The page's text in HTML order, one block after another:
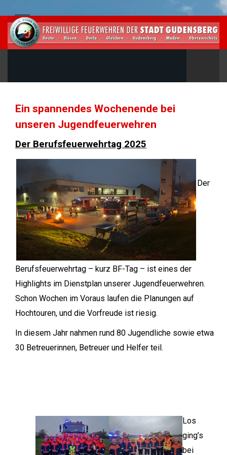
Ein spannendes Wochenende bei
unseren Jugendfeuerwehren
Der Berufsfeuerwehrtag 2025
Der
Berufsfeuerwehrtag – kurz BF-Tag – ist eines der
Highlights im Dienstplan unserer Jugendfeuerwehren.
Schon Wochen im Voraus laufen die Planungen auf
Hochtouren, und die Vorfreude ist riesig.
In diesem Jahr nahmen rund 80 Jugendliche sowie etwa
30 Betreuerinnen, Betreuer und Helfer teil.
Los
ging’s
bei